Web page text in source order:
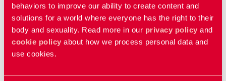
behaviors to improve our ability to create content and
solutions for a world where everyone has the right to their
body and sexuality. Read more in our privacy policy and
cookie policy about how we process personal data and
use cookies.
การคุมกำเนิด
Contraceptives
Pregnancy